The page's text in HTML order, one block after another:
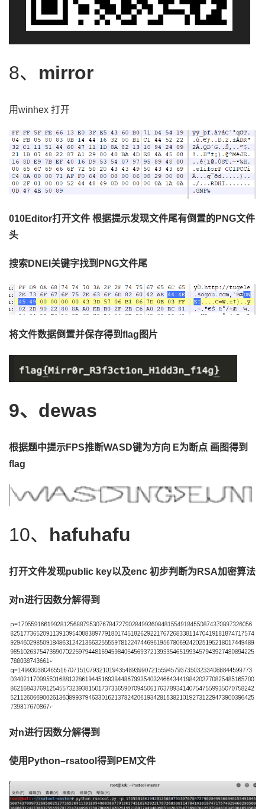
8、 mirror
用winhex 打开
010Editor打开文件 根据提示发现文件尾有倒置的PNG文件
头
搜索DNEI关键字找到PNG文件尾
将文件数据倒置并保存得到 flag图片
9、dewas
根据题中提示FPS推断WASD键为方向 E为断点 画图得到
flag
10、 hafuhafu
打开文件发现public key以及enc 初步判断为 RSA加密算法
对n进行因数分解得到
对n进行因数分解得到
使用 Python–rsatool得到PEM文件